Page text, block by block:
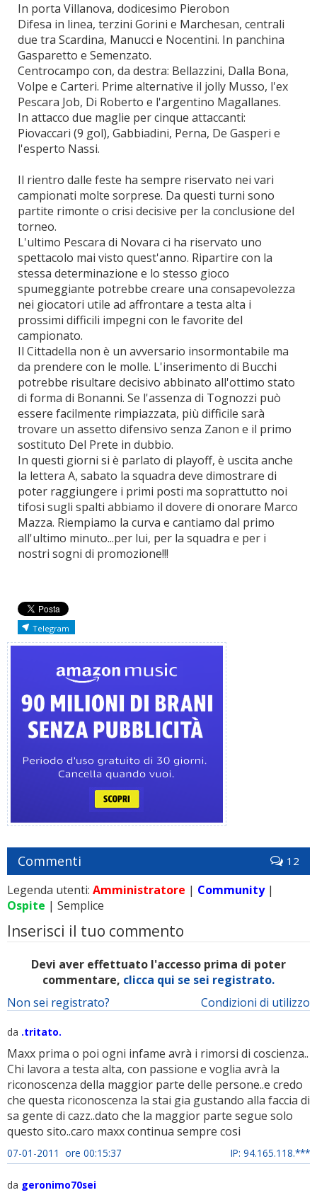
In porta Villanova, dodicesimo Pierobon
Difesa in linea, terzini Gorini e Marchesan, centrali
due tra Scardina, Manucci e Nocentini. In panchina
Gasparetto e Semenzato.
Centrocampo con, da destra: Bellazzini, Dalla Bona,
Volpe e Carteri. Prime alternative il jolly Musso, l'ex
Pescara Job, Di Roberto e l'argentino Magallanes.
In attacco due maglie per cinque attaccanti:
Piovaccari (9 gol), Gabbiadini, Perna, De Gasperi e
l'esperto Nassi.
Il rientro dalle feste ha sempre riservato nei vari
campionati molte sorprese. Da questi turni sono
partite rimonte o crisi decisive per la conclusione del
torneo.
L'ultimo Pescara di Novara ci ha riservato uno
spettacolo mai visto quest'anno. Ripartire con la
stessa determinazione e lo stesso gioco
spumeggiante potrebbe creare una consapevolezza
nei giocatori utile ad affrontare a testa alta i
prossimi difficili impegni con le favorite del
campionato.
Il Cittadella non è un avversario insormontabile ma
da prendere con le molle. L'inserimento di Bucchi
potrebbe risultare decisivo abbinato all'ottimo stato
di forma di Bonanni. Se l'assenza di Tognozzi può
essere facilmente rimpiazzata, più difficile sarà
trovare un assetto difensivo senza Zanon e il primo
sostituto Del Prete in dubbio.
In questi giorni si è parlato di playoff, è uscita anche
la lettera A, sabato la squadra deve dimostrare di
poter raggiungere i primi posti ma soprattutto noi
tifosi sugli spalti abbiamo il dovere di onorare Marco
Mazza. Riempiamo la curva e cantiamo dal primo
all'ultimo minuto...per lui, per la squadra e per i
nostri sogni di promozione!!!
Telegram
Commenti 12
Legenda utenti: Amministratore | Community|
Ospite | Semplice
Inserisci il tuo commento
Devi aver effettuato l'accesso prima di poter
commentare, clicca qui se sei registrato.
Condizioni di utilizzo
Non sei registrato?
da .tritato.
Maxx prima o poi ogni infame avrà i rimorsi di coscienza..
Chi lavora a testa alta, con passione e voglia avrà la
riconoscenza della maggior parte delle persone..e credo
che questa riconoscenza la stai gia gustando alla faccia di
sa gente di cazz..dato che la maggior parte segue solo
questo sito..caro maxx continua sempre cosi
07-01-2011 ore 00:15:37 IP: 94.165.118.***
da geronimo70sei